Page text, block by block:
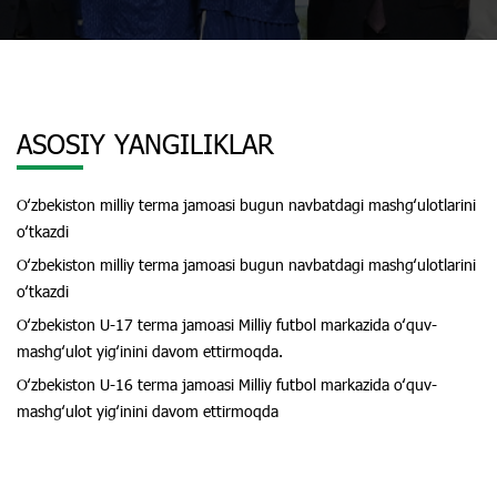
ASOSIY YANGILIKLAR
Oʻzbekiston milliy terma jamoasi bugun navbatdagi mashgʻulotlarini
oʻtkazdi
Oʻzbekiston milliy terma jamoasi bugun navbatdagi mashgʻulotlarini
oʻtkazdi
Oʻzbekiston U-17 terma jamoasi Milliy futbol markazida oʻquv-
mashgʻulot yigʻinini davom ettirmoqda.
Oʻzbekiston U-16 terma jamoasi Milliy futbol markazida oʻquv-
mashgʻulot yigʻinini davom ettirmoqda